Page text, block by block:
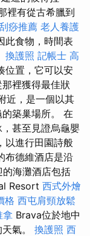
裡有從古希臘到
痧推薦 老人養護
此食物，時間表
換護照 記帳士 高
位置，它可以安
裡獲得最佳狀
近，是一個以其
築巢場所。 在
甚至見證烏龜嬰
以進行田園詩般
布德維酒店是沿
海灘酒店包括
Resort 西式外燴
格 西屯肩頸放鬆
拿 Brava位於地中
氣。 換護照 西